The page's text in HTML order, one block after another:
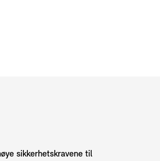
sikkerhetskravene til